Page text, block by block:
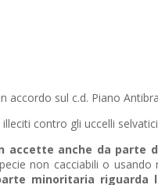
accordo sul c.d. Piano
contro gli uccelli
accette anche da parte
non cacciabili o
minoritaria riguarda